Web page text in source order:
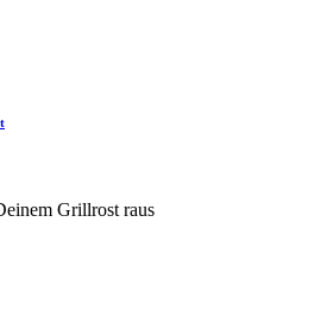
Grillrost raus